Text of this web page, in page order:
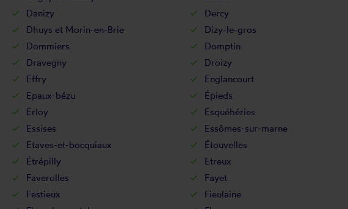
Danizy Dercy
Dhuys et Morin-en-Brie Dizy-le-gros
Dommiers Domptin
Dravegny Droizy
Effry Englancourt
Epaux-bézu Épieds
Erloy Esquéhéries
Essises Essômes-sur-marne
Etaves-et-bocquiaux Étouvelles
Étrépilly Etreux
Faverolles Fayet
Festieux Fieulaine